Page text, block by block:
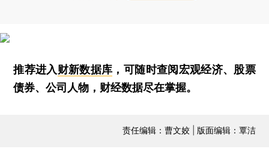
推荐进入财新数据库 ，可随时查阅宏观经济、股票
债券、公司人物，财经数据尽在掌握。
责任编辑：曹文姣 | 版面编辑：覃洁